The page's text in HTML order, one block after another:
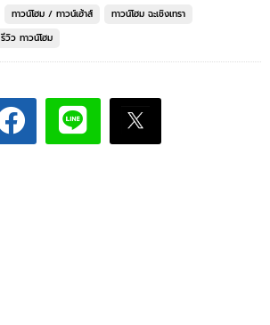
ทาวน์โฮม / ทาวน์เฮ้าส์
ทาวน์โฮม ฉะเชิงเทรา
รีวิว ทาวน์โฮม